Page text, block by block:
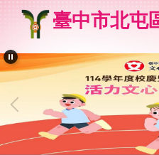
要
內
容
區
臺中市北屯